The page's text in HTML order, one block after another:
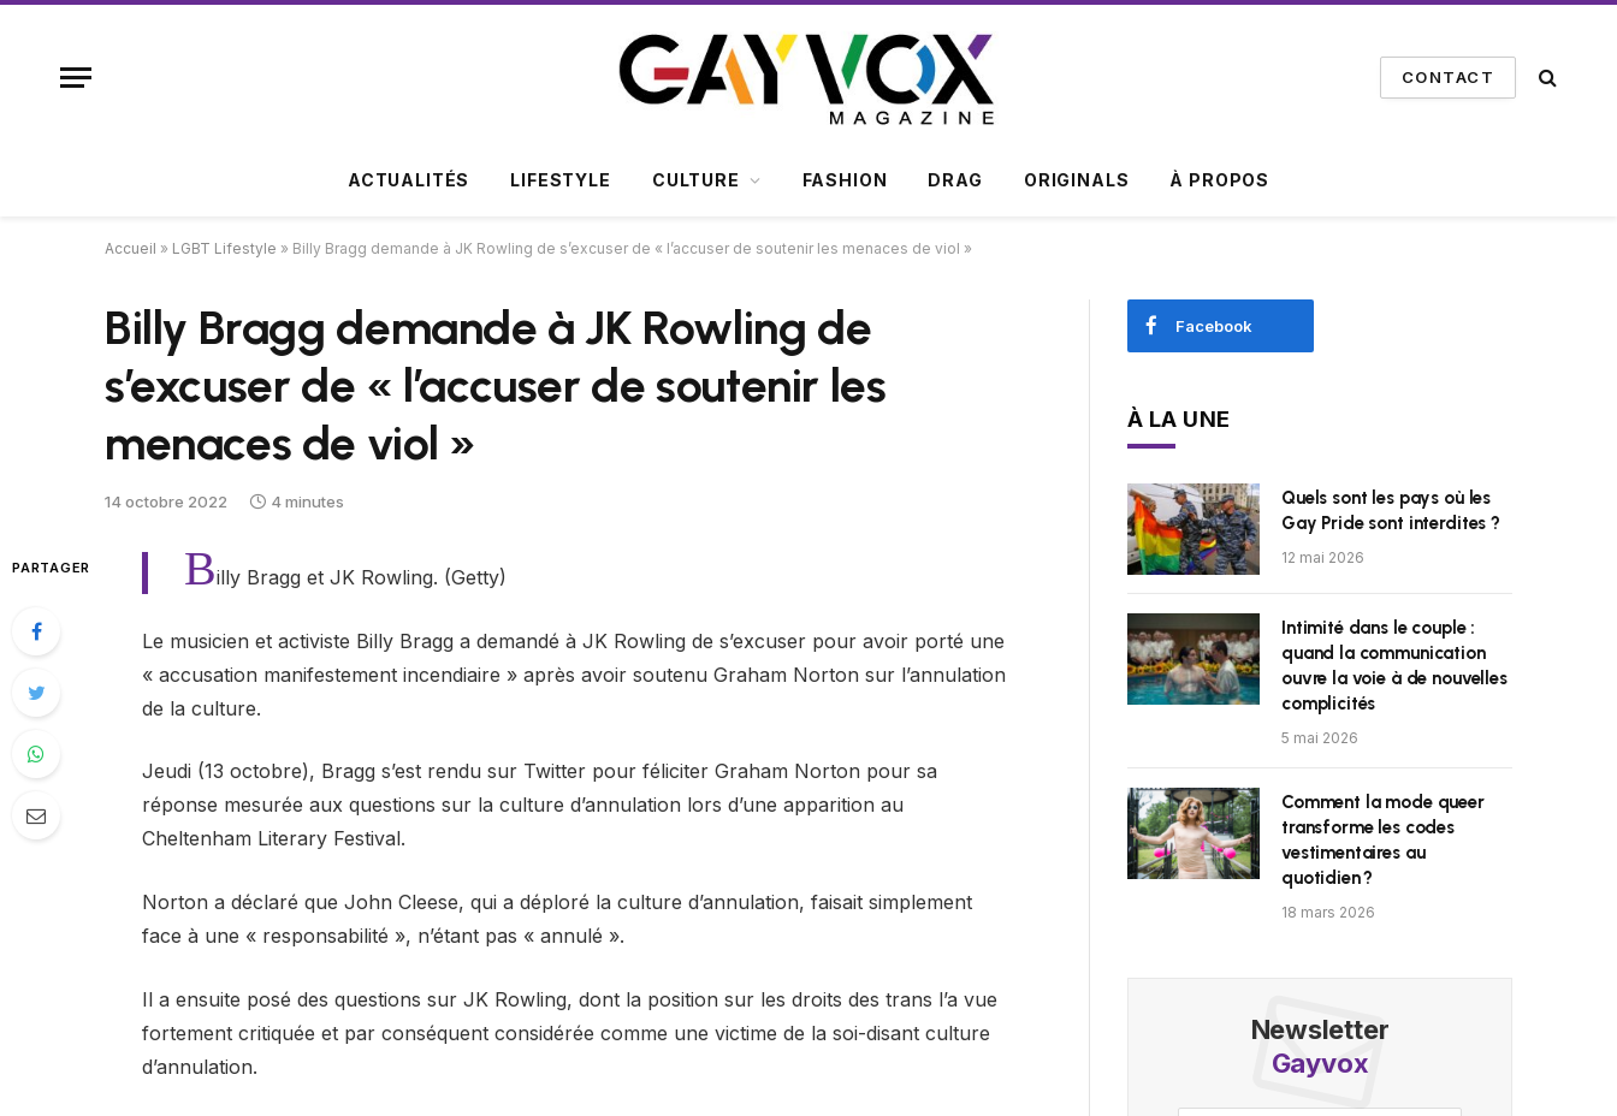
CONTACT
ACTUALITÉS LIFESTYLE CULTURE FASHION DRAG ORIGINALS À PROPOS
Accueil » LGBT Lifestyle » Billy Bragg demande à JK Rowling de s’excuser de « l’accuser de soutenir les menaces de viol »
Billy Bragg demande à JK Rowling de
s’excuser de « l’accuser de soutenir les
menaces de viol »
14 octobre 2022 4 minutes
PARTAGER Billy Bragg et JK Rowling. (Getty)
Le musicien et activiste Billy Bragg a demandé à JK Rowling de s’excuser pour avoir porté une
« accusation manifestement incendiaire » après avoir soutenu Graham Norton sur l’annulation
de la culture.
Jeudi (13 octobre), Bragg s’est rendu sur Twitter pour féliciter Graham Norton pour sa
réponse mesurée aux questions sur la culture d’annulation lors d’une apparition au
Cheltenham Literary Festival.
Norton a déclaré que John Cleese, qui a déploré la culture d’annulation, faisait simplement
face à une « responsabilité », n’étant pas « annulé ».
Il a ensuite posé des questions sur JK Rowling, dont la position sur les droits des trans l’a vue
fortement critiquée et par conséquent considérée comme une victime de la soi-disant culture
d’annulation.
Facebook
À LA UNE
Quels sont les pays où les
Gay Pride sont interdites ?
12 mai 2026
Intimité dans le couple :
quand la communication
ouvre la voie à de nouvelles
complicités
5 mai 2026
Comment la mode queer
transforme les codes
vestimentaires au
quotidien ?
18 mars 2026
Newsletter
Gayvox